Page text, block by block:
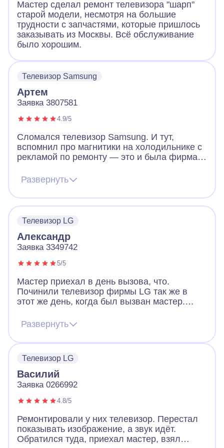
Мастер сделал ремонт телевизора "шарп"
старой модели, несмотря на большие
трудности с запчастями, которые пришлось
заказывать из Москвы. Всё обслуживание
было хорошим.
Телевизор Samsung
Артем
Заявка 3807581
4.9/5
Сломался телевизор Samsung. И тут,
вспомнил про магнитики на холодильнике с
рекламой по ремонту — это и была фирма
договорились когда мне удобно, что бы
пришёл мастер. И буквально, на следующий
день телевизор уже работал. Мастер
предварительно отзвонился и приехал
вовремя.
Развернуть
Телевизор LG
Александр
Заявка 3349742
5/5
Мастер приехал в день вызова, что.
Починили телевизор фирмы LG так же в
этот же день, когда был вызван мастер.
Никакой дополнительной платы больше не
было. Т. е. ту сумму которую озвучила
оператор, ту и заплатили. Замена ламп
сломается ещё раз думаю обратимся.
Развернуть
Телевизор LG
Василий
Заявка 0266992
4.8/5
Ремонтировали у них телевизор. Перестал
показывать изображение, а звук идёт.
Обратился туда, приехал мастер, взял